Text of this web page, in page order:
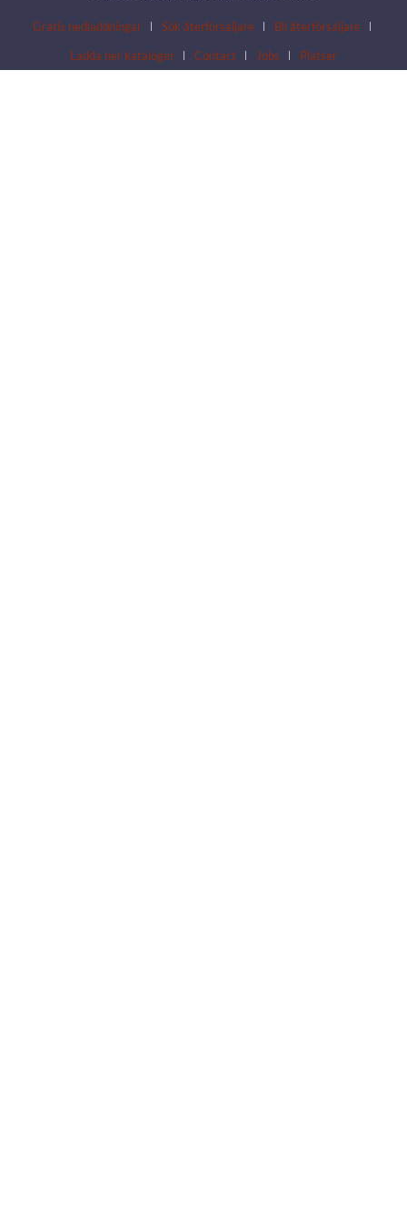
Gratis nedladdningar Sök återförsäljare
Bli återförsäljare
Ladda ner kataloger
Contact Jobs Platser